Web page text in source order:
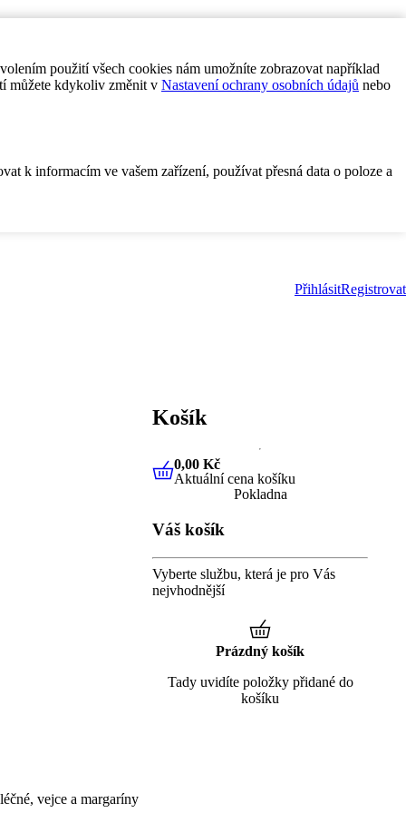
použití všech cookies nám umožníte zobrazovat například
můžete kdykoliv změnit v Nastavení ochrany osobních údajů nebo
k informacím ve vašem zařízení, používat přesná data o poloze a
PřihlásitRegistrovat
vejce a margaríny
Košík
0,00 KčAktuální cena košíku
0,00 Kč
Aktuální cena košíku
Pokladna
Váš košík
Vyberte službu, která je pro Vás
nejvhodnější
Prázdný košík
Tady uvidíte položky přidané do
košíku